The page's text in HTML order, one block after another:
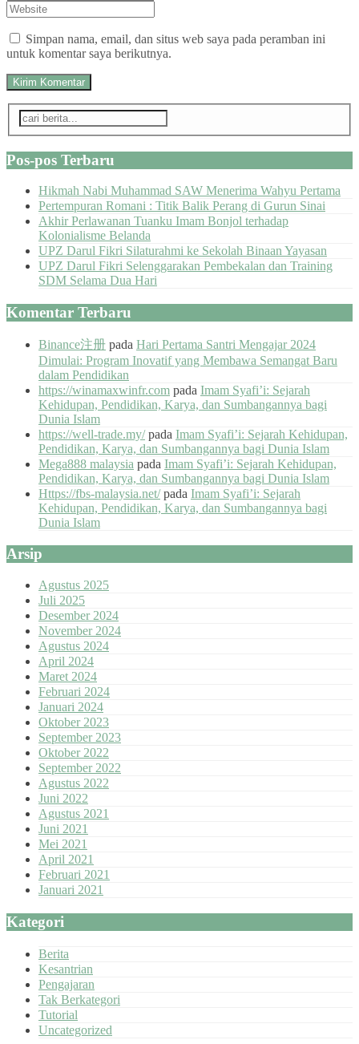
Simpan nama, email, dan situs web saya pada peramban ini
untuk komentar saya berikutnya.
Pos-pos Terbaru
Hikmah Nabi Muhammad SAW Menerima Wahyu Pertama
Pertempuran Romani : Titik Balik Perang di Gurun Sinai
Akhir Perlawanan Tuanku Imam Bonjol terhadap
Kolonialisme Belanda
UPZ Darul Fikri Silaturahmi ke Sekolah Binaan Yayasan
UPZ Darul Fikri Selenggarakan Pembekalan dan Training
SDM Selama Dua Hari
Komentar Terbaru
Binance注册 pada Hari Pertama Santri Mengajar 2024
Dimulai: Program Inovatif yang Membawa Semangat Baru
dalam Pendidikan
https://winamaxwinfr.com pada Imam Syafi’i: Sejarah
Kehidupan, Pendidikan, Karya, dan Sumbangannya bagi
Dunia Islam
https://well-trade.my/pada Imam Syafi’i: Sejarah Kehidupan,
Pendidikan, Karya, dan Sumbangannya bagi Dunia Islam
Mega888 malaysia pada Imam Syafi’i: Sejarah Kehidupan,
Pendidikan, Karya, dan Sumbangannya bagi Dunia Islam
Https://fbs-malaysia.net/pada Imam Syafi’i: Sejarah
Kehidupan, Pendidikan, Karya, dan Sumbangannya bagi
Dunia Islam
Arsip
Agustus 2025
Juli 2025
Desember 2024
November 2024
Agustus 2024
April 2024
Maret 2024
Februari 2024
Januari 2024
Oktober 2023
September 2023
Oktober 2022
September 2022
Agustus 2022
Juni 2022
Agustus 2021
Juni 2021
Mei 2021
April 2021
Februari 2021
Januari 2021
Kategori
Berita
Kesantrian
Pengajaran
Tak Berkategori
Tutorial
Uncategorized